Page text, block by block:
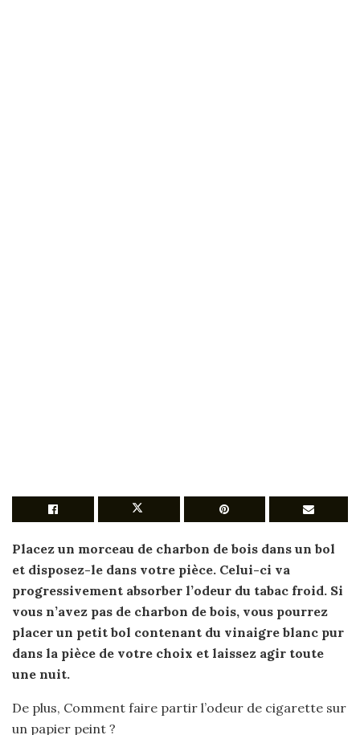
Placez un morceau de charbon de bois dans un bol
et disposez-le dans votre pièce. Celui-ci va
progressivement absorber l’odeur du tabac froid. Si
vous n’avez pas de charbon de bois, vous pourrez
placer un petit bol contenant du vinaigre blanc pur
dans la pièce de votre choix et laissez agir toute
une nuit.
De plus, Comment faire partir l’odeur de cigarette sur
un papier peint ?